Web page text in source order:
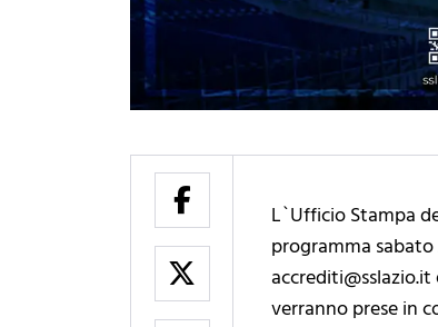
L`Ufficio Stampa
programma
verranno prese in